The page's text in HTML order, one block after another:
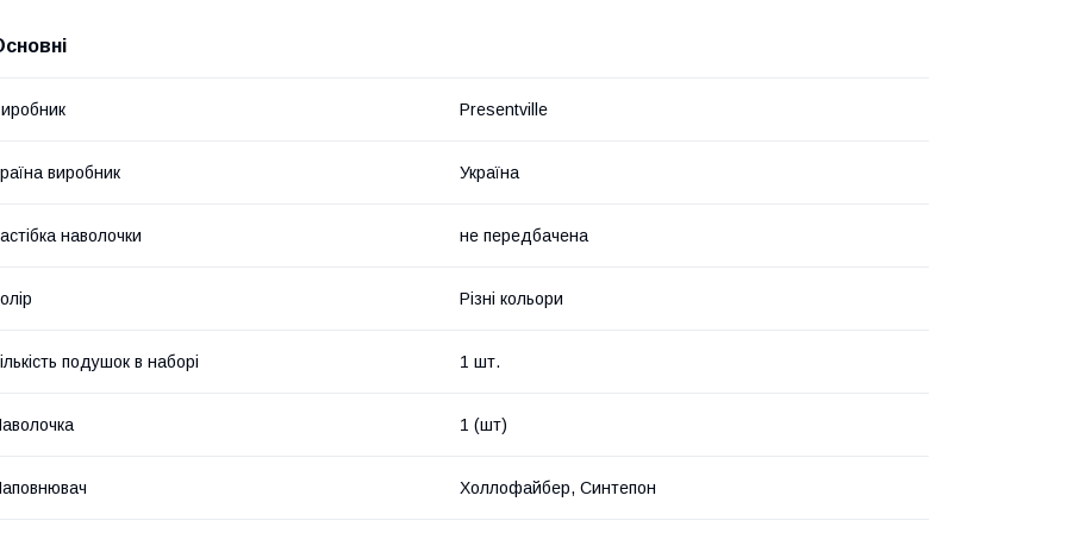
Presentville
виробник Україна
наволочки не передбачена
Різні кольори
подушок в наборі 1 шт.
1 (шт)
Холлофайбер, Синтепон